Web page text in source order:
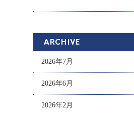
ARCHIVE
2026年7月
2026年6月
2026年2月